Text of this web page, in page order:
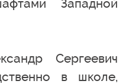
Западной
Сергеевич
в школе,